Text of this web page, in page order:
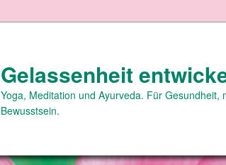
Gelassenheit
Yoga, Meditation und Ayurveda. Für Gesundheit,
Bewusstsein.